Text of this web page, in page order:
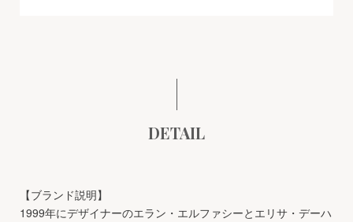
DETAIL
【ブランド説明】
1999年にデザイナーのエラン・エルファシーとエリサ・デーハ